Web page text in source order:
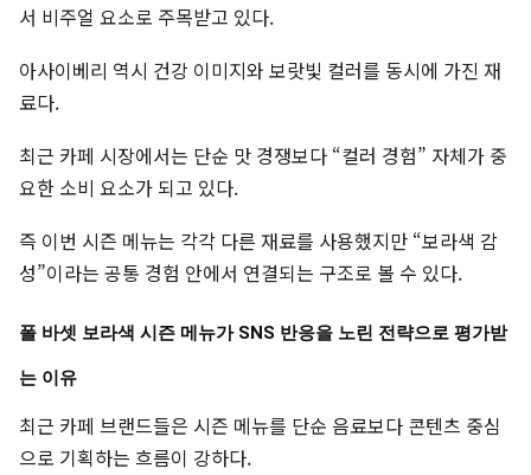
서 비주얼 요소로 주목받고 있다.
아사이베리 역시 건강 이미지와 보랏빛 컬러를 동시에 가진 재
료다.
최근 카페 시장에서는 단순 맛 경쟁보다 “컬러 경험” 자체가 중
요한 소비 요소가 되고 있다.
즉 이번 시즌 메뉴는 각각 다른 재료를 사용했지만 “보라색 감
성”이라는 공통 경험 안에서 연결되는 구조로 볼 수 있다.
폴 바셋 보라색 시즌 메뉴가 SNS 반응을 노린 전략으로 평가받
는 이유
최근 카페 브랜드들은 시즌 메뉴를 단순 음료보다 콘텐츠 중심
으로 기획하는 흐름이 강하다.